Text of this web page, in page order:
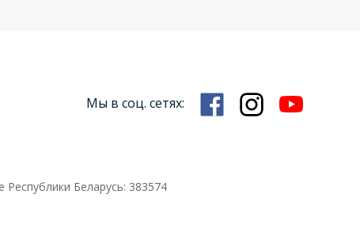
Мы в соц. сетях:
Беларусь: 383574